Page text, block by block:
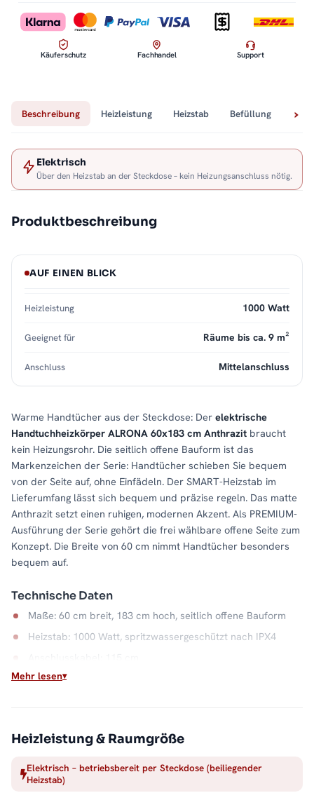
Käuferschutz Fachhandel Support
Beschreibung Heizleistung Heizstab Befüllung
Elektrisch
Über den Heizstab an der Steckdose – kein Heizungsanschluss nötig.
Produktbeschreibung
Warme Handtücher aus der Steckdose: Der elektrische
Handtuchheizkörper ALRONA 60x183 cm Anthrazit braucht
kein Heizungsrohr. Die seitlich offene Bauform ist das
Markenzeichen der Serie: Handtücher schieben Sie bequem
von der Seite auf, ohne Einfädeln. Der SMART-Heizstab im
Lieferumfang lässt sich bequem und präzise regeln. Das matte
Anthrazit setzt einen ruhigen, modernen Akzent. Als PREMIUM-
Ausführung der Serie gehört die frei wählbare offene Seite zum
Konzept. Die Breite von 60 cm nimmt Handtücher besonders
bequem auf.
Technische Daten
Maße: 60 cm breit, 183 cm hoch, seitlich offene Bauform
Heizstab: 1000 Watt, spritzwassergeschützt nach IPX4
Material: Stahl, Farbe Anthrazit
Unabhängig von der Heizsaison
Handtücher auch, wenn die Zentralheizung ruht: im Sommer, in
der Übergangszeit oder im Gäste-WC ohne Heizungsanschluss.
AUF EINEN BLICK
Heizleistung 1000 Watt
Geeignet für Räume bis ca. 9 m²
Anschluss Mittelanschluss
Mehr lesen
Heizleistung & Raumgröße
Elektrisch – betriebsbereit per Steckdose (beiliegender
Heizstab)